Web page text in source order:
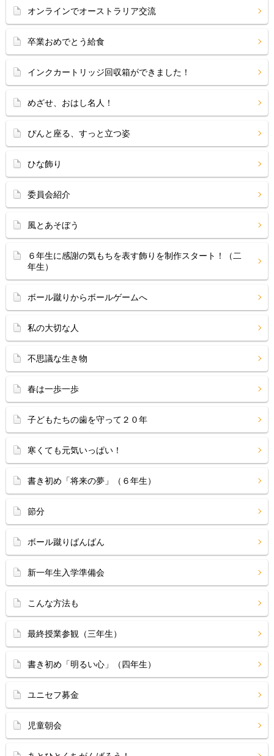
オンラインでオーストラリア交流
卒業おめでとう給食
インクカートリッジ回収箱ができました！
めざせ、おはし名人！
ぴんと座る、すっと立つ姿
ひな飾り
委員会紹介
風とあそぼう
６年生に感謝の気もちを表す飾りを制作スタート！（二
年生）
ボール蹴りからボールゲームへ
私の大切な人
不思議な生き物
春は一歩一歩
子どもたちの歯を守って２０年
寒くても元気いっぱい！
書き初め「将来の夢」（６年生）
節分
ボール蹴りばんばん
新一年生入学準備会
こんな方法も
最終授業参観（三年生）
書き初め「明るい心」（四年生）
ユニセフ募金
児童朝会